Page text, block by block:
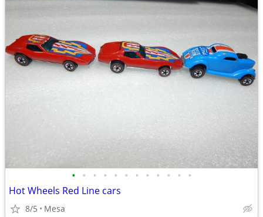
• • • • • • • • • • • •
Hot Wheels Red Line cars
8/5 Mesa